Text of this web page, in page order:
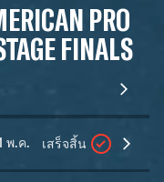
PRO
FINALS
พ.ค. เสร็จสิ้น